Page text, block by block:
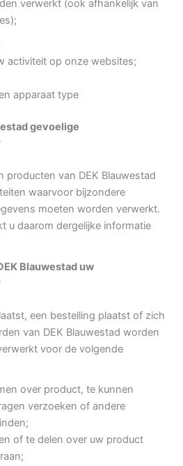
verwerkt (ook afhankelijk van
activiteit op onze websites;
apparaat type
gevoelige
producten van DEK Blauwestad
waarvoor bijzondere
moeten worden verwerkt.
u daarom dergelijke informatie
Blauwestad uw
een bestelling plaatst of zich
van DEK Blauwestad worden
voor de volgende
over product, te kunnen
verzoeken of andere
of te delen over uw product